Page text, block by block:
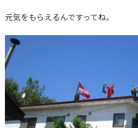
元気をもらえるんですってね。